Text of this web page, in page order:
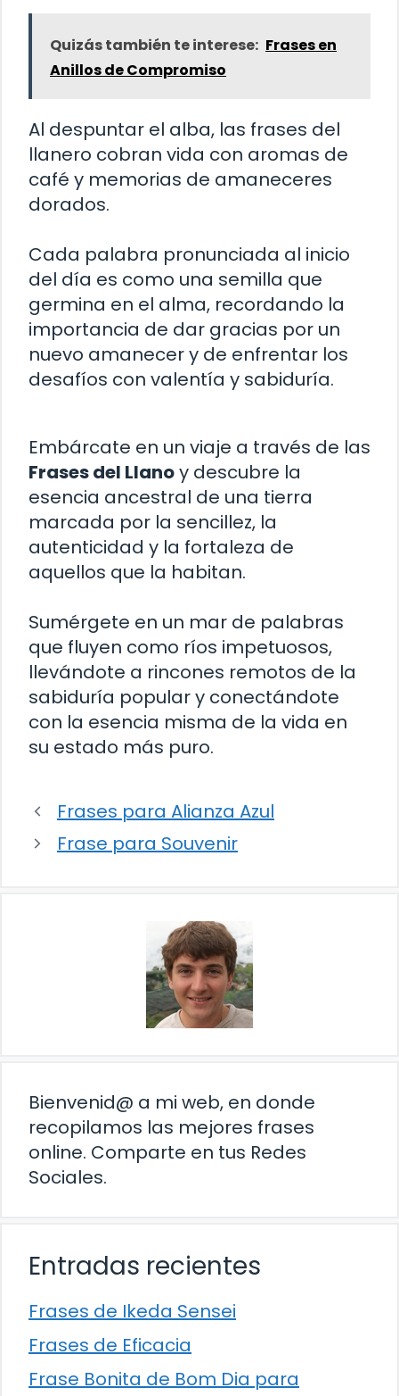
Quizás también te interese: Frases en
Anillos de Compromiso
Al despuntar el alba, las frases del
llanero cobran vida con aromas de
café y memorias de amaneceres
dorados.
Cada palabra pronunciada al inicio
del día es como una semilla que
germina en el alma, recordando la
importancia de dar gracias por un
nuevo amanecer y de enfrentar los
desafíos con valentía y sabiduría.
Embárcate en un viaje a través de las
Frases del Llanoy descubre la
esencia ancestral de una tierra
marcada por la sencillez, la
autenticidad y la fortaleza de
aquellos que la habitan.
Sumérgete en un mar de palabras
que fluyen como ríos impetuosos,
llevándote a rincones remotos de la
sabiduría popular y conectándote
con la esencia misma de la vida en
su estado más puro.
Frases para Alianza Azul
Frase para Souvenir
Bienvenid@ a mi web, en donde
recopilamos las mejores frases
online. Comparte en tus Redes
Sociales.
Entradas recientes
Frases de Ikeda Sensei
Frases de Eficacia
Frase Bonita de Bom Dia para